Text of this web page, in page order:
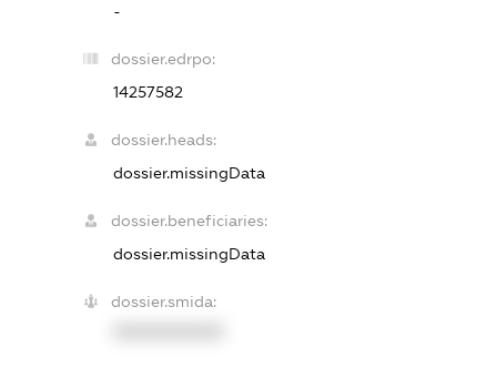
-
dossier.edrpo:
14257582
dossier.heads:
dossier.missingData
dossier.beneficiaries:
dossier.missingData
dossier.smida: